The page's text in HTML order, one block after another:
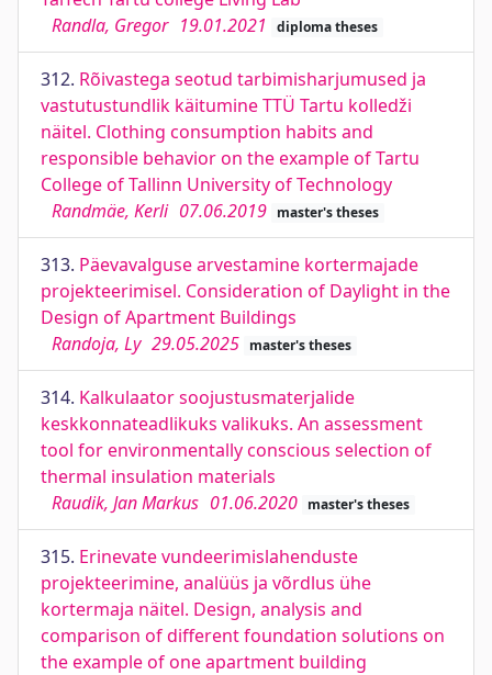
Randla, Gregor 19.01.2021 diploma theses
312. Rõivastega seotud tarbimisharjumused ja
vastutustundlik käitumine TTÜ Tartu kolledži
näitel. Clothing consumption habits and
responsible behavior on the example of Tartu
College of Tallinn University of Technology
Randmäe, Kerli 07.06.2019 master's theses
313. Päevavalguse arvestamine kortermajade
projekteerimisel. Consideration of Daylight in the
Design of Apartment Buildings
Randoja, Ly 29.05.2025 master's theses
314. Kalkulaator soojustusmaterjalide
keskkonnateadlikuks valikuks. An assessment
tool for environmentally conscious selection of
thermal insulation materials
Raudik, Jan Markus 01.06.2020 master's theses
315. Erinevate vundeerimislahenduste
projekteerimine, analüüs ja võrdlus ühe
kortermaja näitel. Design, analysis and
comparison of different foundation solutions on
the example of one apartment building